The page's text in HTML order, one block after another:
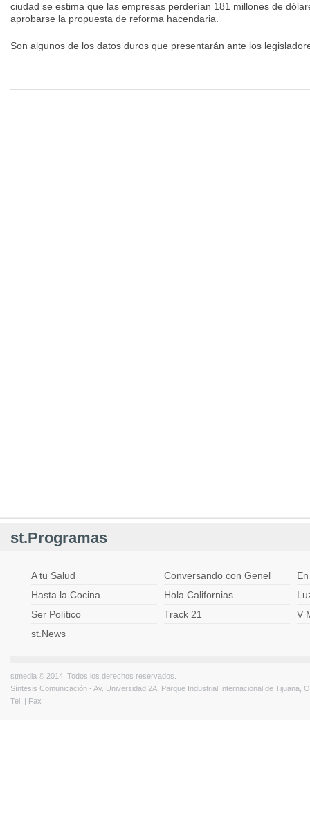
ciudad se estima que las empresas perderían 181 millones de
aprobarse la propuesta de reforma hacendaria.
Son algunos de los datos duros que presentarán ante los
st.Programas
A tu Salud Conversando con Genel
Hasta la Cocina
Hola Californias
Ser Político
Track 21
V
st.News
stmedia © 2014. Todos los derechos reservados.
Síntesis Comunicación - Av. Universidad 2A, Parque Industrial Internacional de Tijuana,
Tel. | Fax